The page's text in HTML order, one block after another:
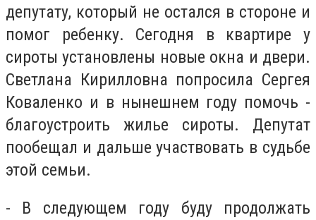
депутату, который не остался в стороне и
помог ребенку. Сегодня в квартире у
сироты установлены новые окна и двери.
Светлана Кирилловна попросила Сергея
Коваленко и в нынешнем году помочь -
благоустроить жилье сироты. Депутат
пообещал и дальше участвовать в судьбе
этой семьи.
- В следующем году буду продолжать